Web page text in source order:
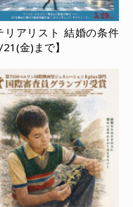
リアリスト 結婚の条件
21(金)まで】